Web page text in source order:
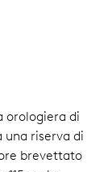
orologiera di
riserva di
brevettato